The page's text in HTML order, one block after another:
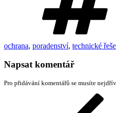
ochrana, poradenství, technické
Napsat komentář
Pro přidávání komentářů se musíte